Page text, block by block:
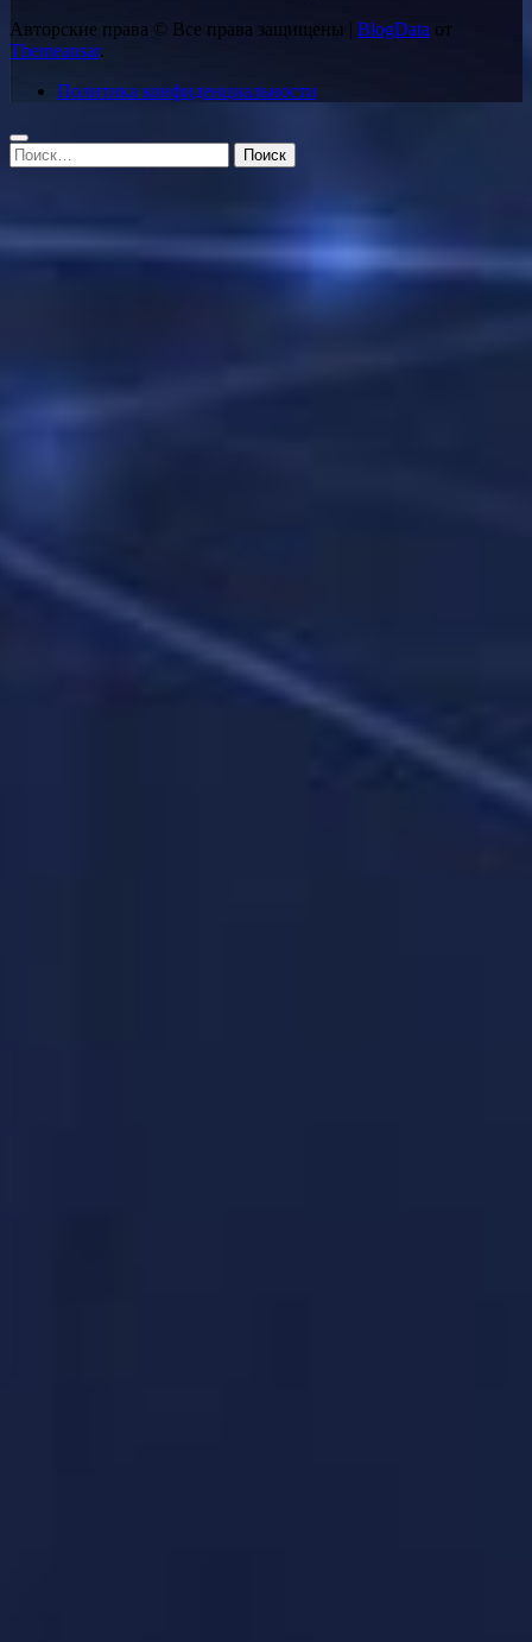
Авторские права © Все права защищены | BlogData от
Themeansar.
Политика конфиденциальности
Найти: